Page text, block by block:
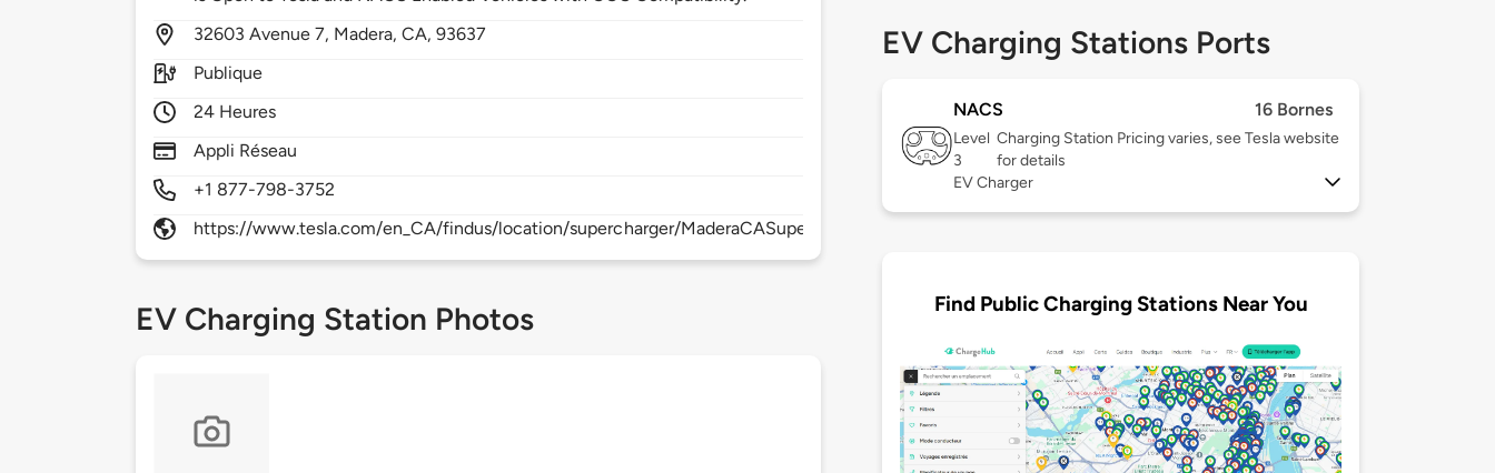
32603Avenue 7, Madera,CA,93637
Publique
24 Heures
Appli Réseau
+1 877-798-3752
https://www.tesla.com/en_CA/findus/location/supercharger/MaderaCASupercharger
EV Charging Station Photos
EV Charging Stations Ports
NACS 16 Bornes
Level
3
Charging Station Pricing varies, see Tesla website
for details
EV Charger
Find Public Charging Stations Near You